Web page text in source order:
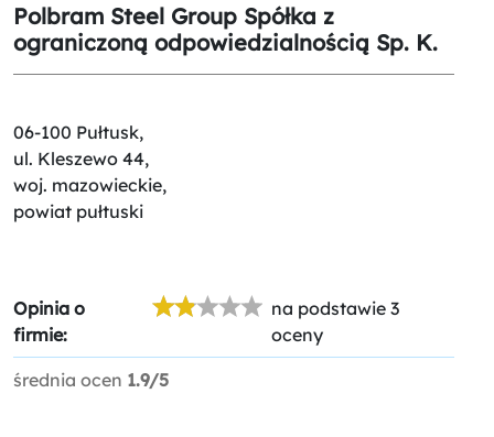
Polbram Steel Group Spółka z
ograniczoną odpowiedzialnością Sp. K.
06-100 Pułtusk,
ul. Kleszewo 44,
woj. mazowieckie,
powiat pułtuski
Opinia o
firmie:
na podstawie 3
oceny
średnia ocen 1.9/5